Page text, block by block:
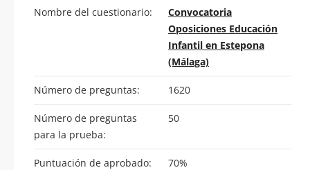
Nombre del cuestionario:
Convocatoria
Oposiciones Educación
Infantil en Estepona
(Málaga)
Número de preguntas: 1620
Número de preguntas
para la prueba:
50
Puntuación de aprobado: 70%